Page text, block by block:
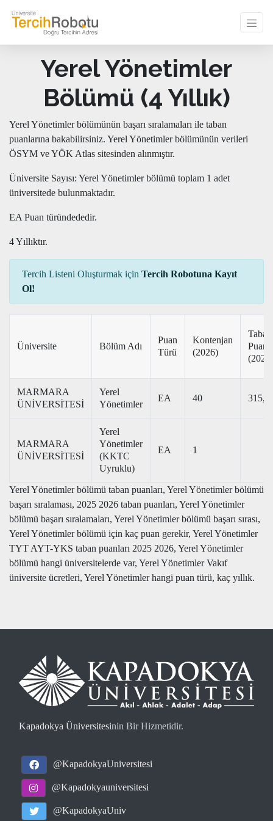
Yerel Yönetimler
Bölümü (4 Yıllık)
Yerel Yönetimler bölümünün başarı sıralamaları ile taban
puanlarına bakabilirsiniz. Yerel Yönetimler bölümünün verileri
ÖSYM ve YÖK Atlas sitesinden alınmıştır.
Üniversite Sayısı: Yerel Yönetimler bölümü toplam 1 adet
üniversitede bulunmaktadır.
EA Puan türündededir.
4 Yıllıktır.
Tercih Listeni Oluşturmak için Tercih Robotuna Kayıt
Ol!
Üniversite Bölüm Adı
Puan
Türü
Kontenjan
(2026)
Taban
Puan
(2025)
MARMARA
ÜNİVERSİTESİ
Yerel
Yönetimler
EA 40
MARMARA
ÜNİVERSİTESİ
Yerel
Yönetimler
(KKTC
Uyruklu)
EA 1
Yerel Yönetimler bölümü taban puanları, Yerel Yönetimler bölümü
başarı sıralaması, 2025 2026 taban puanları, Yerel Yönetimler
bölümü başarı sıralamaları, Yerel Yönetimler bölümü başarı sırası,
Yerel Yönetimler bölümü için kaç puan gerekir, Yerel Yönetimler
TYT AYT-YKS taban puanları 2025 2026, Yerel Yönetimler
bölümü hangi üniversitelerde var, Yerel Yönetimler Vakıf
üniversite ücretleri, Yerel Yönetimler hangi puan türü, kaç yıllık.
Kapadokya Üniversitesinin Bir Hizmetidir.
@KapadokyaUniversitesi
@Kapadokyauniversitesi
@KapadokyaUniv